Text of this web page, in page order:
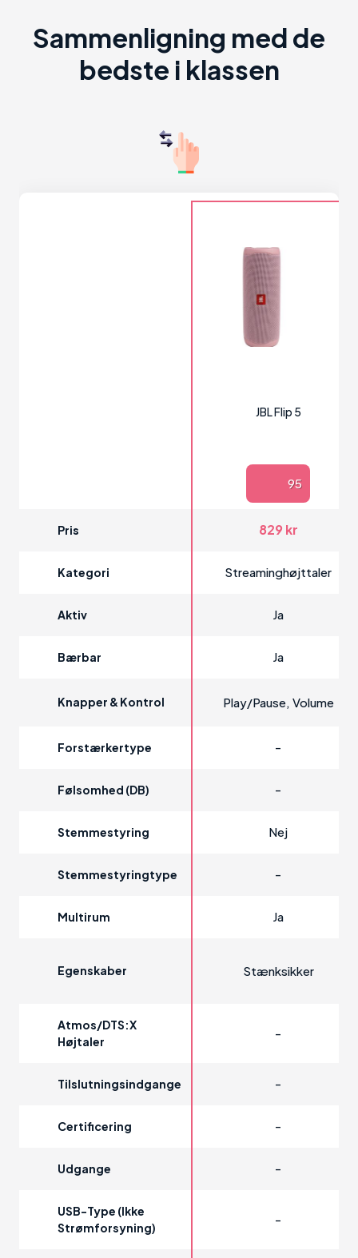
Sammenligning med de
bedste i klassen
JBL Flip 5
95
Pris 829 kr
Kategori Streaminghøjttaler
Aktiv Ja
Bærbar Ja
Knapper & Kontrol Play/Pause, Volume
Forstærkertype -
Følsomhed (dB) -
Stemmestyring Nej
Stemmestyringtype -
Multirum Ja
Egenskaber Stænksikker
Atmos/DTS:X
Højtaler
-
Tilslutningsindgange -
Certificering -
Udgange -
USB-Type (ikke
Strømforsyning)
-